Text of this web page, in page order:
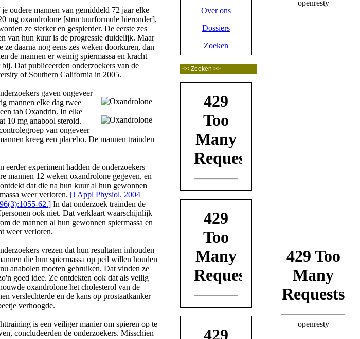
je oudere mannen van gemiddeld 72 jaar elke
mg oxandrolone [structuurformule hieronder],
ze sterker en gespierder. De eerste zes
van hun kuur is de progressie duidelijk. Maar
ze daarna nog eens zes weken doorkuren, dan
de mannen er weinig spiermassa en kracht
bij. Dat publiceerden onderzoekers van de
of Southern California in 2005.
gaven ongeveer
mannen elke dag twee
tab Oxandrin. In elke
10 mg anabool steroid.
van ongeveer
kreeg een placebo. De mannen trainden
eerder experiment hadden de onderzoekers
mannen 12 weken oxandrolone gegeven, en
dat die na hun kuur al hun gewonnen
weer verloren. [J Appl Physiol. 2004
62.] In dat onderzoek trainden de
ook niet. Dat verklaart waarschijnlijk
de mannen al hun gewonnen spiermassa en
weer verloren.
vrezen dat hun resultaten inhouden
die hun spiermassa op peil willen houden
anabolen moeten gebruiken. Dat vinden ze
goed idee. Ze ontdekten ook dat als veilig
oxandrolone het cholesterol van de
verslechterde en de kans op prostaatkanker
verhoogde.
is een veiliger manier om spieren op te
concludeerden de onderzoekers. Misschien
Over ons
Dossiers
Zoeken